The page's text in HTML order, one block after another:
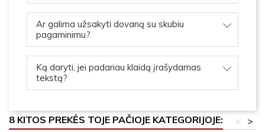
Ar galima užsakyti dovaną su skubiu
pagaminimu?
Ką daryti, jei padariau klaidą įrašydamas
tekstą?
8 KITOS PREKĖS TOJE PAČIOJE KATEGORIJOJE: >
<